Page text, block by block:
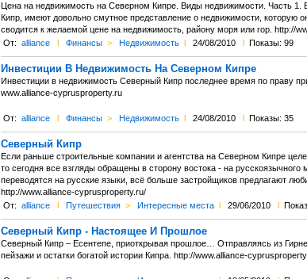
Цена на недвижимость на Северном Кипре. Виды недвижимости. Часть
Кипр, имеют довольно смутное представление о недвижимости, которую
сводится к желаемой цене на недвижимость, району моря или гор. http://
От: alliance l Финансы > Недвижимость l 24/08/2010 l Показы: 99
Инвестиции В Недвижимость На Северном Кипре
Инвестиции в недвижимость Северный Кипр последнее время по праву
www.alliance-cyprusproperty.ru
От: alliance l Финансы > Недвижимость l 24/08/2010 l Показы: 35
Северный Кипр
Если раньше строительные компании и агентства на Северном Кипре
то сегодня все взгляды обращены в сторону востока - на
переводятся на русские языки, всё больше застройщиков предлагают
http://www.alliance-cyprusproperty.ru/
От: alliance l Путешествия > Интересные места l 29/06/2010 l
Северный Кипр - Настоящее И Прошлое
Северный Кипр – Есентепе, приоткрывая прошлое… Отправляясь из
пейзажи и остатки богатой истории Кипра. http://www.alliance-